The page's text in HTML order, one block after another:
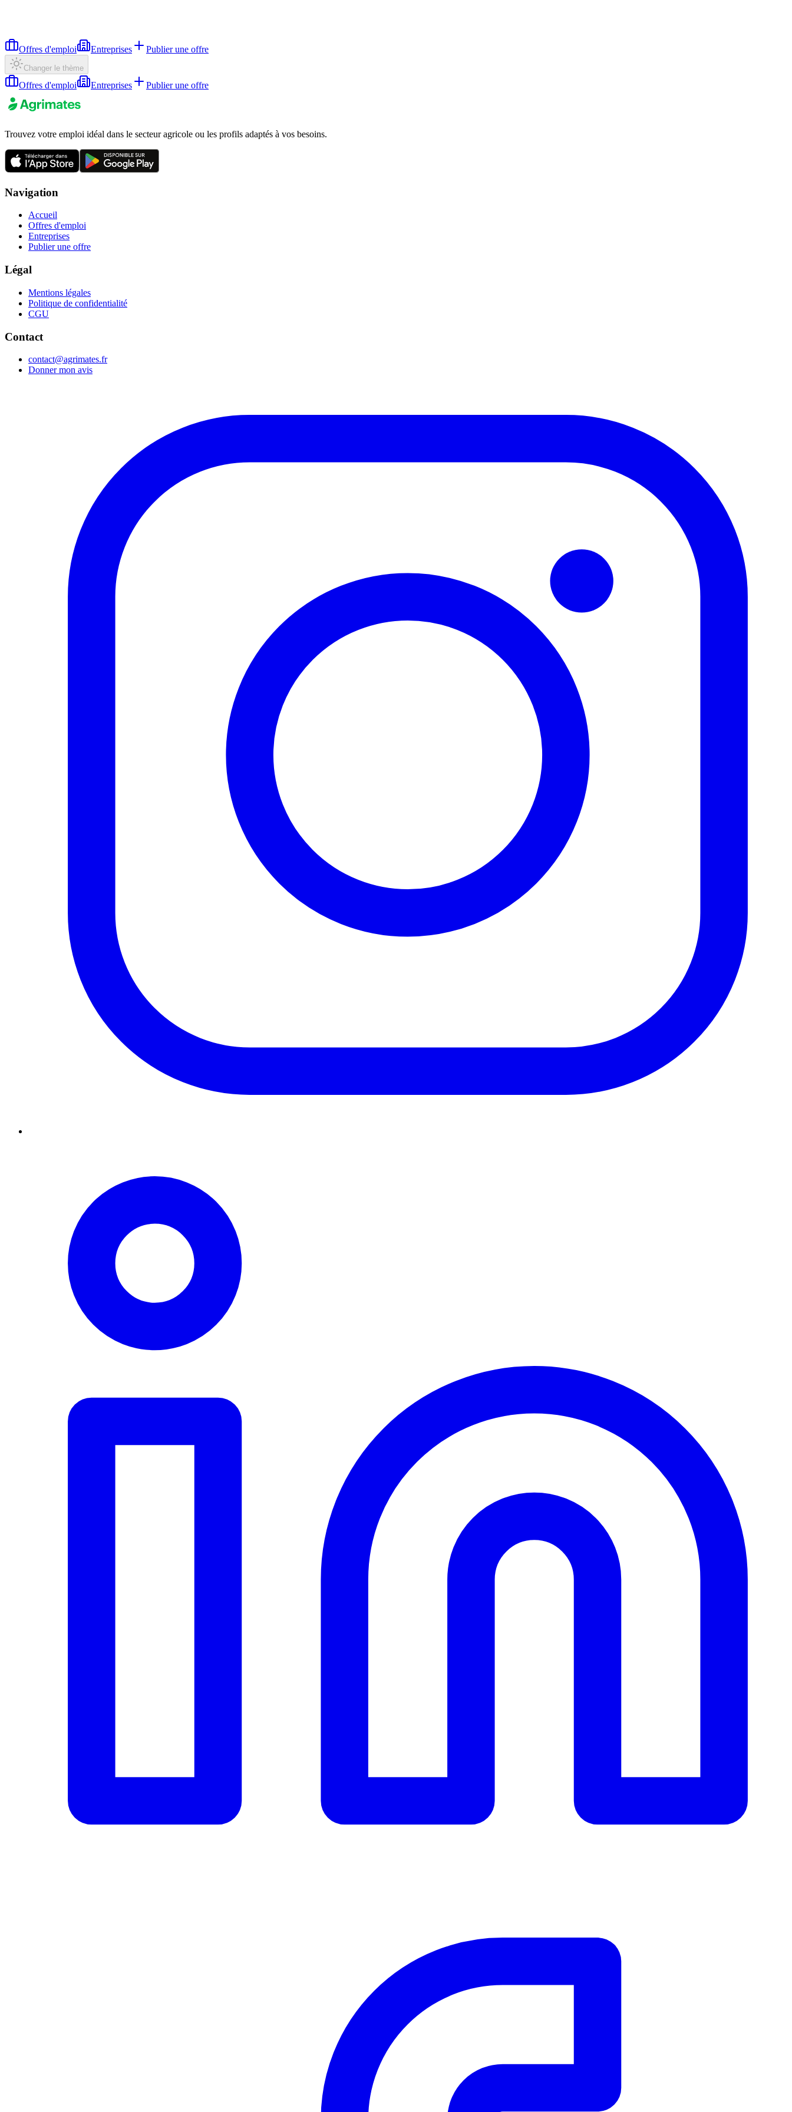
Offres d'emploi Entreprises Publier une offre
Changer le thème
Offres d'emploi Entreprises Publier une offre
Trouvez votre emploi idéal dans le secteur agricole ou les profils adaptés à vos besoins.
Navigation
Accueil
Offres d'emploi
Entreprises
Publier une offre
Légal
Mentions légales
Politique de confidentialité
CGU
Contact
contact@agrimates.fr
Donner mon avis